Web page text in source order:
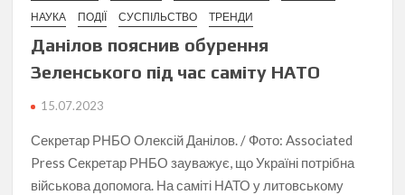
НАУКА
ПОДІЇ СУСПІЛЬСТВО ТРЕНДИ
Данілов пояснив обурення
Зеленського під час саміту НАТО
15.07.2023
Секретар РНБО Олексій Данілов. / Фото: Associated
Press Секретар РНБО зауважує, що Україні потрібна
військова допомога. На саміті НАТО у литовському